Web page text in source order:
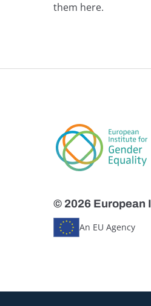
them here.
© 2026 European
An EU Agency